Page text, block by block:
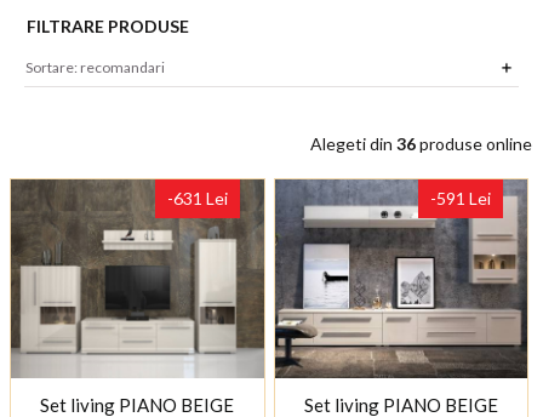
FILTRARE PRODUSE
Alegeti din36produse online
-631 Lei
Set living PIANO BEIGE
-591 Lei
Set living PIANO BEIGE